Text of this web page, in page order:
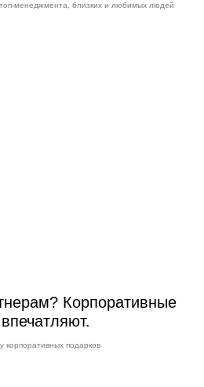
менеджмента, близких и любимых людей
Корпоративные
корпоративных подарков